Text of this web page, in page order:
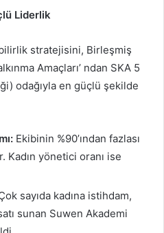
Liderlik
stratejisini, Birleşmiş
Amaçları’ ndan SKA 5
odağıyla en güçlü şekilde
Ekibinin %90’ından fazlası
Kadın yönetici oranı ise
sayıda kadına istihdam,
sunan Suwen Akademi